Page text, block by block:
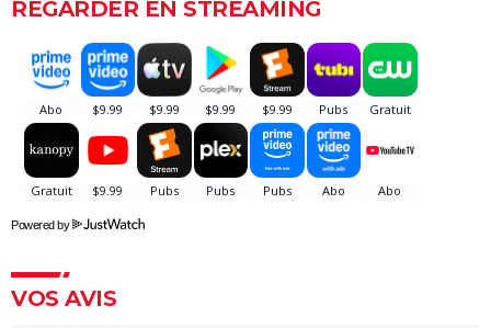
Psychose
Le Silence des agneaux
Fight Club
Pulp Fiction
Les Crimes du futur
Les Dents de la mer
Drive : Ryan Gosling conduit-il vraiment dans le
American Nightmare
Old boy
REGARDER EN STREAMING
Powered by
VOS AVIS